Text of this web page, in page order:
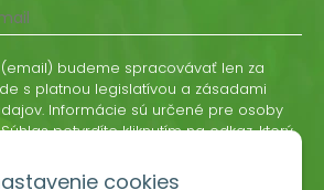
cookies
budeme spracovávať len za
s platnou legislatívou a zásadami
Informácie sú určené pre osoby
potvrdíte kliknutím na odkaz, ktorý
alebo kliknutím na odkaz z